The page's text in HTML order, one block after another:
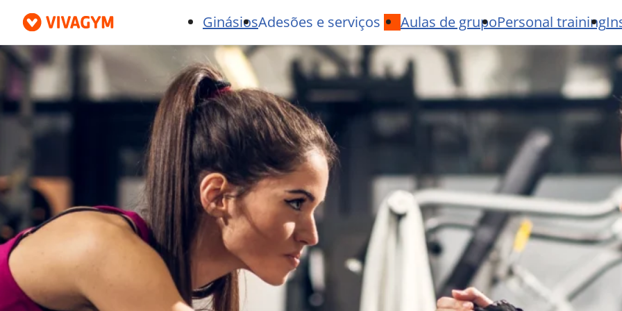
GinásiosAdesões e serviços Aulas de grupoPersonal training